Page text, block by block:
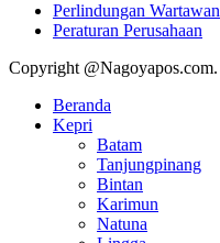
Perlindungan Wartawan
Peraturan Perusahaan
Copyright @Nagoyapos.com.
Beranda
Kepri
Batam
Tanjungpinang
Bintan
Karimun
Natuna